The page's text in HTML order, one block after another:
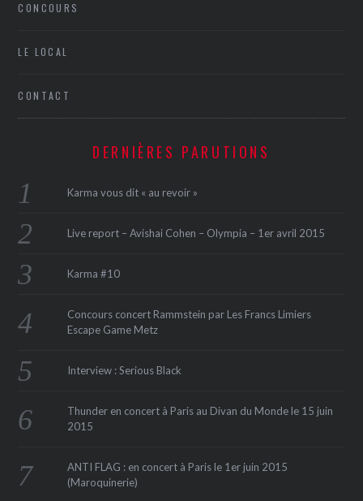
CONCOURS
LE LOCAL
CONTACT
DERNIÈRES PARUTIONS
Karma vous dit « au revoir »
Live report – Avishai Cohen – Olympia – 1er avril 2015
Karma #10
Concours concert Rammstein par Les Francs Limiers
Escape Game Metz
Interview : Serious Black
Thunder en concert à Paris au Divan du Monde le 15 juin
2015
ANTI FLAG : en concert à Paris le 1er juin 2015
(Maroquinerie‏)